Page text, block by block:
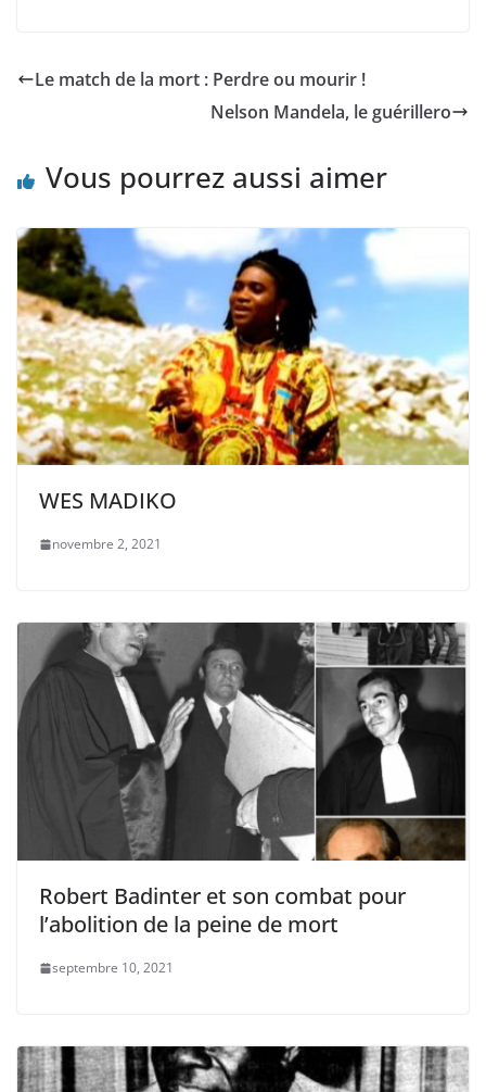
Le match de la mort : Perdre ou mourir !
Nelson Mandela, le guérillero
Vous pourrez aussi aimer
WES MADIKO
novembre 2, 2021
Robert Badinter et son combat pour
l’abolition de la peine de mort
septembre 10, 2021